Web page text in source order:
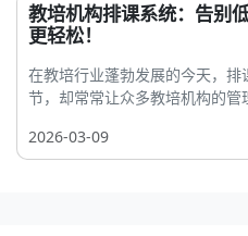
教培机构排课系统：告别
更轻松！
在教培行业蓬勃发展的今天，
节，却常常让众多教培机构的管
2026-03-09